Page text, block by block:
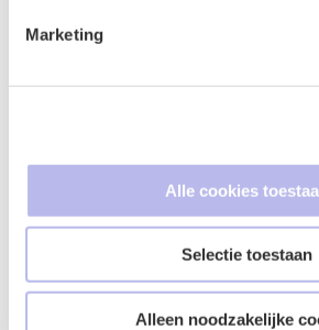
Marketing
Alle cookies
Selectie toestaan
Alleen noodzakelijke